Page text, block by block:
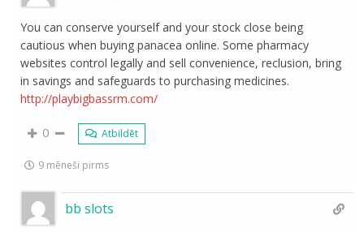
You can conserve yourself and your stock close being
cautious when buying panacea online. Some pharmacy
websites control legally and sell convenience, reclusion, bring
in savings and safeguards to purchasing medicines.
http://playbigbassrm.com/
0 Atbildēt
9 mēneši pirms
bb slots